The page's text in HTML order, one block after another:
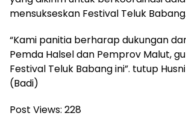
mensukseskan Festival Teluk Babang.
“Kami panitia berharap dukungan
Pemda Halsel dan Pemprov Malut,
Festival Teluk Babang ini”. tutup
(Badi)
Post Views: 228